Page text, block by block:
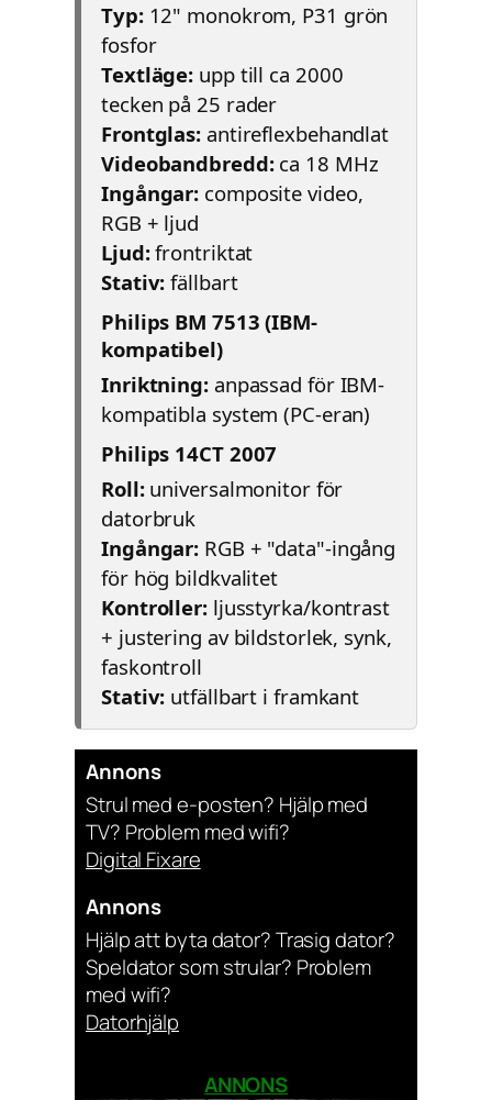
Typ:12" monokrom, P31 grön
fosfor
Textläge: upp till ca 2000
tecken på 25 rader
Frontglas: antireflexbehandlat
Videobandbredd:ca 18 MHz
Ingångar: composite video,
RGB + ljud
Ljud:frontriktat
Stativ: fällbart
Philips BM 7513 (IBM-
kompatibel)
Inriktning:anpassad för IBM-
kompatibla system (PC-eran)
Philips 14CT 2007
Roll:universalmonitor för
datorbruk
Ingångar: RGB + "data"-ingång
för hög bildkvalitet
Kontroller:ljusstyrka/kontrast
+ justering av bildstorlek, synk,
faskontroll
Stativ: utfällbart i framkant
Annons
Strul med e-posten? Hjälp med
TV? Problem med wifi?
Digital Fixare
Annons
Hjälp att byta dator? Trasig dator?
Speldator som strular? Problem
med wifi?
Datorhjälp
ANNONS